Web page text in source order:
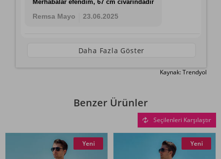
Merhabalar efendim, 67 cm civarındadır
Remsa Mayo 23.06.2025
Daha Fazla Göster
Kaynak: Trendyol
Benzer Ürünler
Seçilenleri Karşılaştır
Yeni Yeni